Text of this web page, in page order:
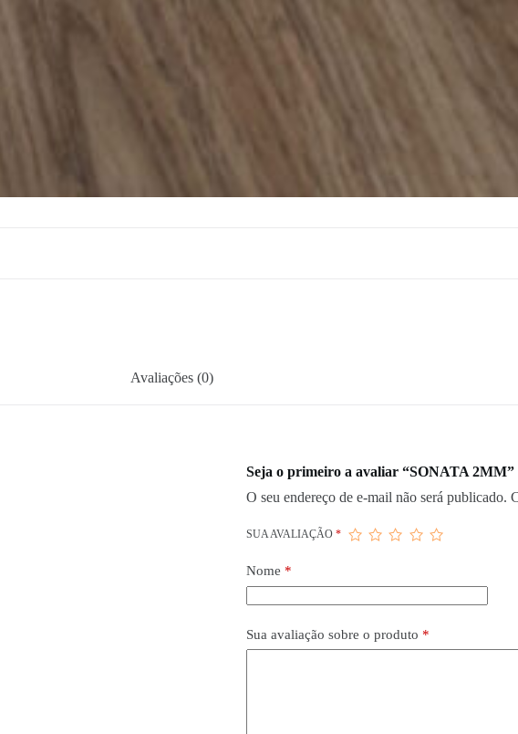
Avaliações (0)
Seja o primeiro a avaliar “SONATA 2MM”
O seu endereço de e-mail não será publicado.
SUA AVALIAÇÃO *
Nome *
Sua avaliação sobre o produto *